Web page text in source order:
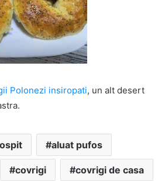
Polonezi insiropati, un alt desert
aluat pufos
covrigi covrigi de casa